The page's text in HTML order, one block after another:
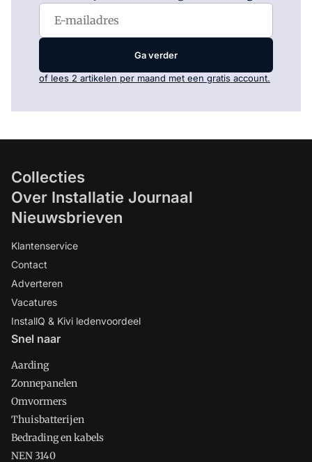
Ga verder
of lees 2 artikelen per maand met een gratis account.
Collecties
Over Installatie Journaal
Nieuwsbrieven
Klantenservice
Contact
Adverteren
Vacatures
InstallQ & Kivi ledenvoordeel
Snel naar
Aarding
Zonnepanelen
Omvormers
Thuisbatterijen
Bedrading en kabels
NEN 3140